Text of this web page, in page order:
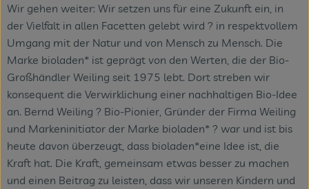
Wir gehen weiter: Wir setzen uns für eine Zukunft ein, in
der Vielfalt in allen Facetten gelebt wird ? in respektvollem
Umgang mit der Natur und von Mensch zu Mensch. Die
Marke bioladen* ist geprägt von den Werten, die der Bio-
Großhändler Weiling seit 1975 lebt. Dort streben wir
konsequent die Verwirklichung einer nachhaltigen Bio-Idee
an. Bernd Weiling ? Bio-Pionier, Gründer der Firma Weiling
und Markeninitiator der Marke bioladen* ? war und ist bis
heute davon überzeugt, dass bioladen*eine Idee ist, die
Kraft hat. Die Kraft, gemeinsam etwas besser zu machen
und einen Beitrag zu leisten, dass wir unseren Kindern und